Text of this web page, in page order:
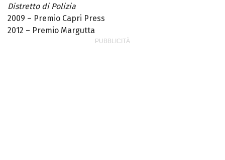
Distretto di Polizia
2009 – Premio Capri Press
2012 – Premio Margutta